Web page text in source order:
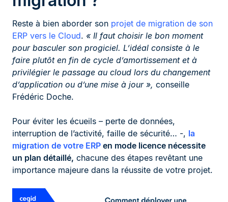
Reste à bien aborder son projet de migration de son
ERP vers le Cloud. « Il faut choisir le bon moment
pour basculer son progiciel. L’idéal consiste à le
faire plutôt en fin de cycle d’amortissement et à
privilégier le passage au cloud lors du changement
d’application ou d’une mise à jour », conseille
Frédéric Doche.
Pour éviter les écueils – perte de données,
interruption de l’activité, faille de sécurité… -, la
migration de votre ERP en mode licence nécessite
un plan détaillé, chacune des étapes revêtant une
importance majeure dans la réussite de votre projet.